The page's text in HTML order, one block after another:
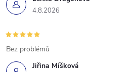
4.8.2026
Jiřina Míšková
Bez problémů